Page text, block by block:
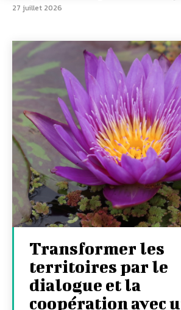
27 juillet 2026
Transformer les
territoires par le
dialogue et la
coopération avec